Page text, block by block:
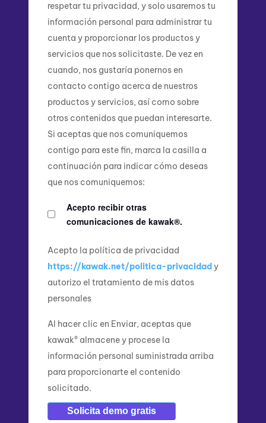
respetar tu privacidad, y solo usaremos tu
información personal para administrar tu
cuenta y proporcionar los productos y
servicios que nos solicitaste. De vez en
cuando, nos gustaría ponernos en
contacto contigo acerca de nuestros
productos y servicios, así como sobre
otros contenidos que puedan interesarte.
Si aceptas que nos comuniquemos
contigo para este fin, marca la casilla a
continuación para indicar cómo deseas
que nos comuniquemos:
Acepto recibir otras
comunicaciones de kawak®.
Acepto la política de privacidad
https://kawak.net/politica-privacidad y
autorizo el tratamiento de mis datos
personales
Al hacer clic en Enviar, aceptas que
kawak® almacene y procese la
información personal suministrada arriba
para proporcionarte el contenido
solicitado.